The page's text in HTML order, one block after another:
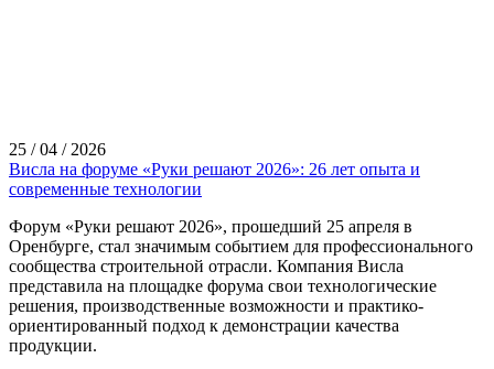
25 / 04 / 2026
Висла на форуме «Руки решают 2026»: 26 лет опыта и
современные технологии
Форум «Руки решают 2026», прошедший 25 апреля в
Оренбурге, стал значимым событием для профессионального
сообщества строительной отрасли. Компания Висла
представила на площадке форума свои технологические
решения, производственные возможности и практико-
ориентированный подход к демонстрации качества
продукции.